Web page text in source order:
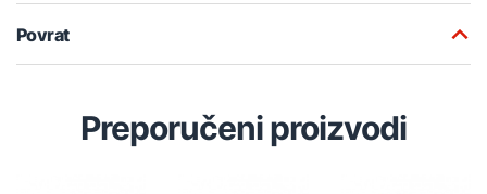
Povrat
Preporučeni proizvodi